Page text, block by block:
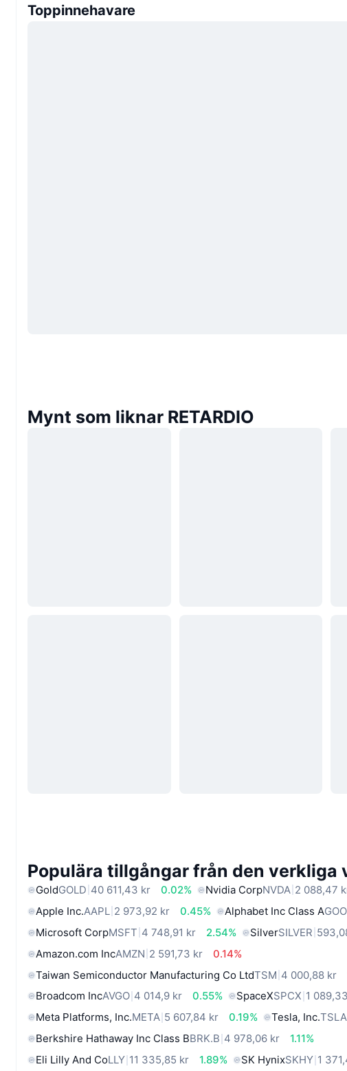
Toppinnehavare
Mynt som liknar RETARDIO
Populära tillgångar från den verkliga
GoldGOLD 40 611,43 kr 0.02% Nvidia CorpNVDA 2 088,47
Apple Inc.AAPL 2 973,92 kr 0.45% Alphabet Inc Class A
Microsoft CorpMSFT 4 748,91 kr 2.54% SilverSILVER
Amazon.com IncAMZN 2 591,73 kr
0.14%
Taiwan Semiconductor Manufacturing Co LtdTSM 4 000,88 kr
Broadcom IncAVGO 4 014,9 kr 0.55% SpaceXSPCX 1
Meta Platforms, Inc.META 5 607,84 kr 0.19% Tesla, Inc.TSLA
Berkshire Hathaway Inc Class BBRK.B 4 978,06 kr
1.11%
Eli Lilly And CoLLY 11 335,85 kr 1.89% SK HynixSKHY 1